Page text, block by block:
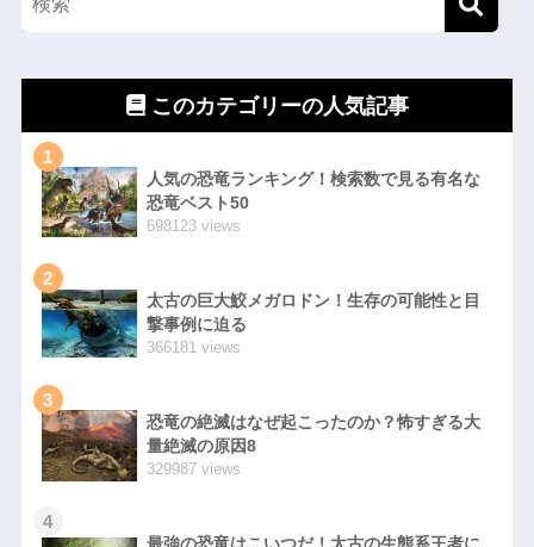
このカテゴリーの人気記事
1
人気の恐竜ランキング！検索数で見る有名な
恐竜ベスト50
698123 views
2
太古の巨大鮫メガロドン！生存の可能性と目
撃事例に迫る
366181 views
3
恐竜の絶滅はなぜ起こったのか？怖すぎる大
量絶滅の原因8
329987 views
4